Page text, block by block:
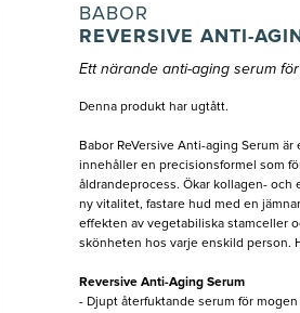
BABOR
REVERSIVE ANTI-
Ett närande anti-aging serum
Denna produkt har ugtått.
Babor ReVersive Anti-aging Serum
innehåller en precisionsformel som
åldrandeprocess. Ökar kollagen-
ny vitalitet, fastare hud med en
effekten av vegetabiliska stamceller
skönheten hos varje enskild person.
Reversive Anti-Aging Serum
- Djupt återfuktande serum för